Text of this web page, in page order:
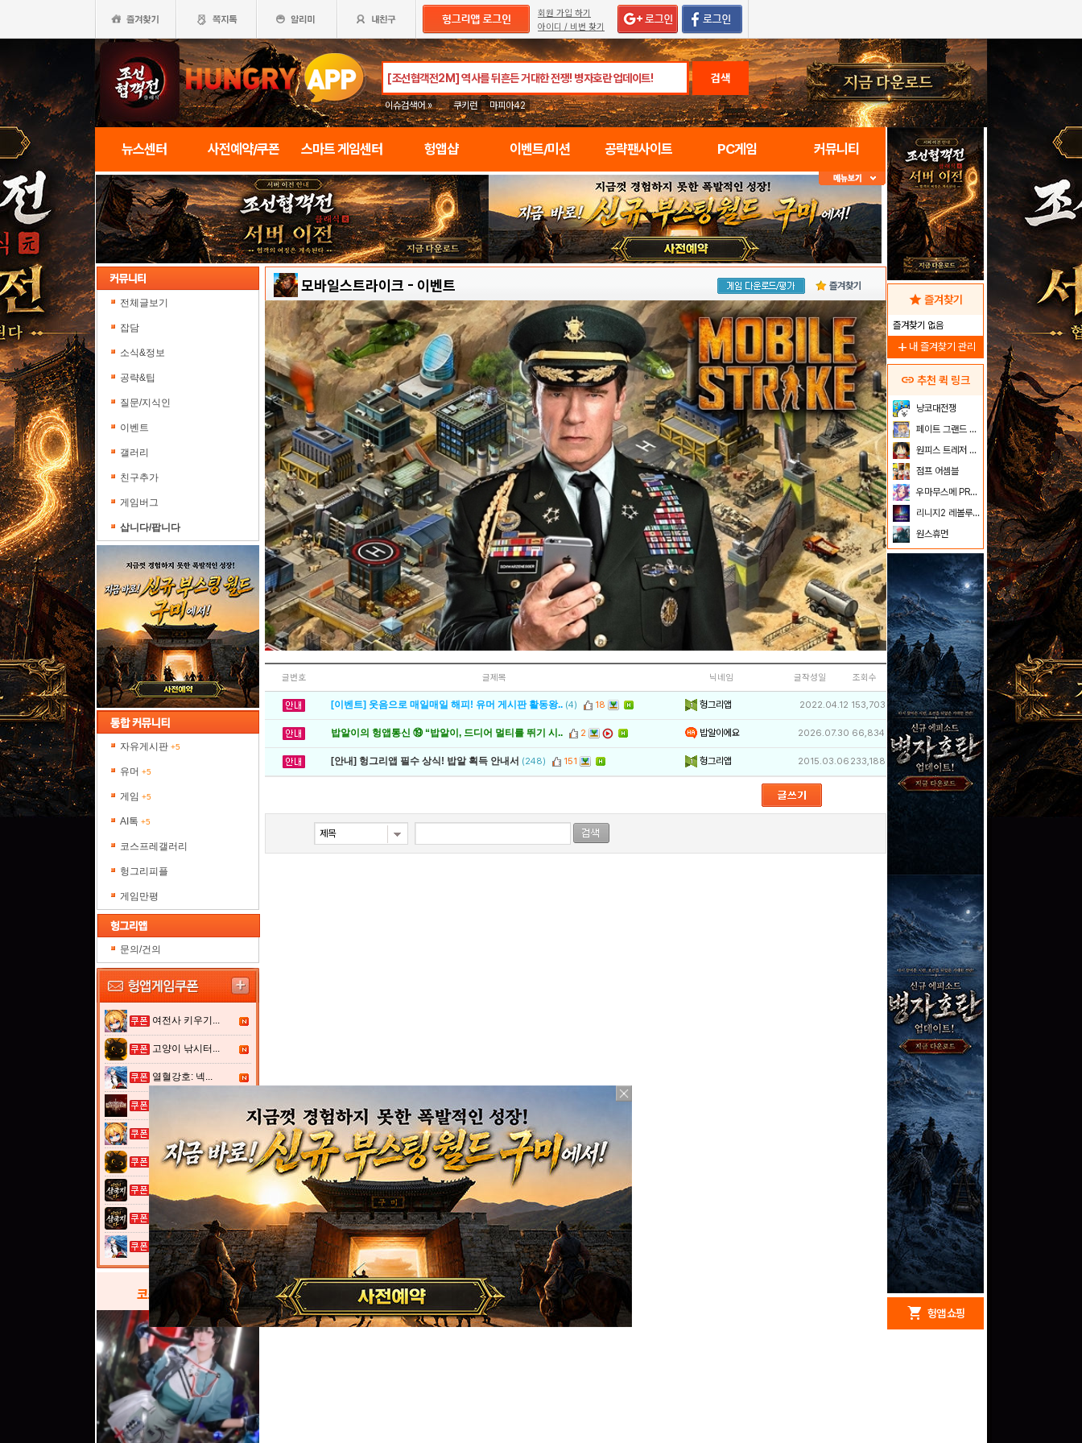
회원 가입 하기
아이디 / 비번 찾기
검색
이슈검색어 » 쿠키런 마피아42
뉴스센터 사전예약/쿠폰 스마트 게임센터 헝앱샵 이벤트/미션 공략팬사이트 PC게임 커뮤니티
전체글보기
잡담
소식&정보
공략&팁
질문/지식인
이벤트
갤러리
친구추가
게임버그
삽니다/팝니다
자유게시판 +5
유머 +5
게임 +5
AI톡 +5
코스프레갤러리
헝그리피플
게임만평
문의/건의
여전사 키우기...
고양이 낚시터...
열혈강호: 넥...
고양이 낚시터...
이것이 삼국지...
열혈강호: 넥...
코스프레 갤러리
모바일스트라이크 - 이벤트 즐겨찾기
글번호 글제목 닉네임 글작성일 조회수
[이벤트] 웃음으로 매일매일 해피! 유머 게시판 활동왕.. (4) 18 헝그리앱 2022.04.12 153,703
밥알이의 헝앱통신 ⑲ “밥알이, 드디어 멀티를 뛰기 시.. 2 밥알이에요 2026.07.30 66,834
[안내] 헝그리앱 필수 상식! 밥알 획득 안내서 (248) 151 헝그리앱 2015.03.06 233,188
star 즐겨찾기
즐겨찾기 없음
add 내 즐겨찾기 관리
link 추천 퀵 링크
냥코대전쟁
페이트 그랜드 오더
원피스 트레저 크루즈
점프 어셈블
우마무스메 PRETTY DERBY
리니지2 레볼루션
원스휴먼
shopping_cart 헝앱 쇼핑